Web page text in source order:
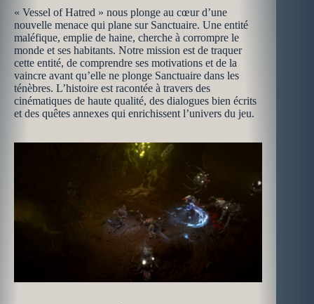
« Vessel of Hatred » nous plonge au cœur d’une
nouvelle menace qui plane sur Sanctuaire. Une entité
maléfique, emplie de haine, cherche à corrompre le
monde et ses habitants. Notre mission est de traquer
cette entité, de comprendre ses motivations et de la
vaincre avant qu’elle ne plonge Sanctuaire dans les
ténèbres. L’histoire est racontée à travers des
cinématiques de haute qualité, des dialogues bien écrits
et des quêtes annexes qui enrichissent l’univers du jeu.